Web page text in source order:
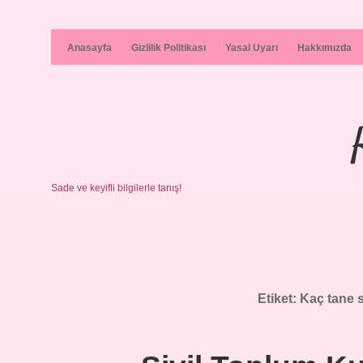
Anasayfa Gizlilik Politikası Yasal Uyarı Hakkımızda
Sade ve keyifli bilgilerle tanış!
Etiket: Kaç tane